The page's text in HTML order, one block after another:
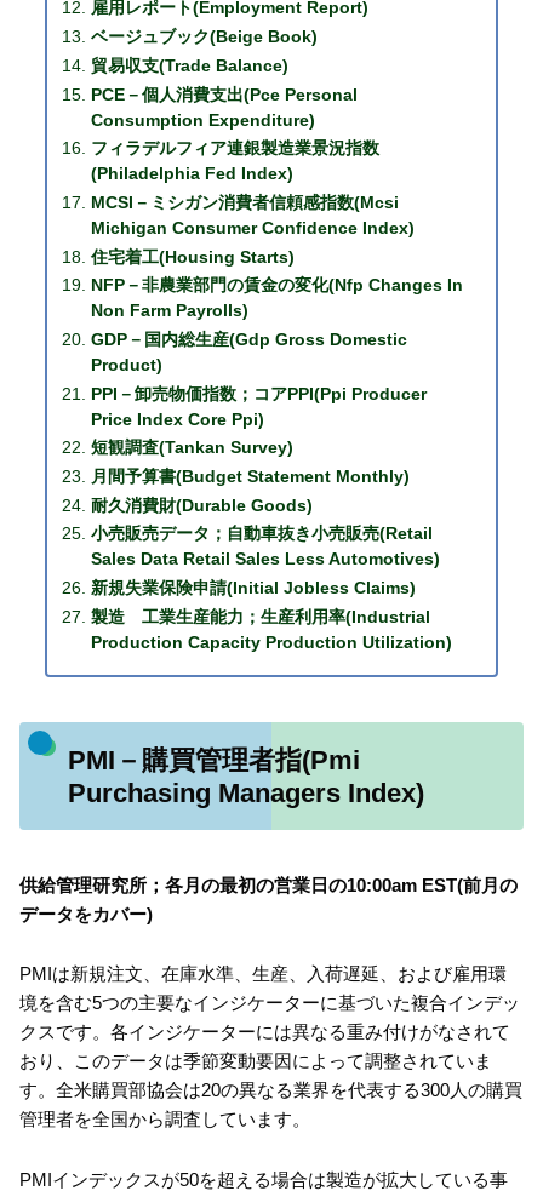
雇用レポート(Employment Report)
ベージュブック(Beige Book)
貿易収支(Trade Balance)
PCE－個人消費支出(Pce Personal
Consumption Expenditure)
フィラデルフィア連銀製造業景況指数
(Philadelphia Fed Index)
MCSI－ミシガン消費者信頼感指数(Mcsi
Michigan Consumer Confidence Index)
住宅着工(Housing Starts)
NFP－非農業部門の賃金の変化(Nfp Changes In
Non Farm Payrolls)
GDP－国内総生産(Gdp Gross Domestic
Product)
PPI－卸売物価指数；コアPPI(Ppi Producer
Price Index Core Ppi)
短観調査(Tankan Survey)
月間予算書(Budget Statement Monthly)
耐久消費財(Durable Goods)
小売販売データ；自動車抜き小売販売(Retail
Sales Data Retail Sales Less Automotives)
新規失業保険申請(Initial Jobless Claims)
製造 工業生産能力；生産利用率(Industrial
Production Capacity Production Utilization)
PMI－購買管理者指(Pmi
Purchasing Managers Index)
供給管理研究所；各月の最初の営業日の10:00am EST(前月の
データをカバー)
PMIは新規注文、在庫水準、生産、入荷遅延、および雇用環
境を含む5つの主要なインジケーターに基づいた複合インデッ
クスです。各インジケーターには異なる重み付けがなされて
おり、このデータは季節変動要因によって調整されていま
す。全米購買部協会は20の異なる業界を代表する300人の購買
管理者を全国から調査しています。
PMIインデックスが50を超える場合は製造が拡大している事